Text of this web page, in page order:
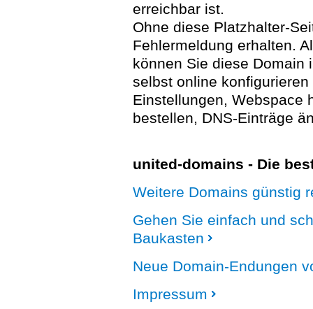
erreichbar ist.
Ohne diese Platzhalter-
Fehlermeldung erhalten.
können Sie diese Domain
selbst online
Einstellungen, Webspace
bestellen, DNS-Einträge
united-domains - Die
Weitere Domains günstig
Gehen Sie einfach und
Baukasten
Neue Domain-Endungen
Impressum